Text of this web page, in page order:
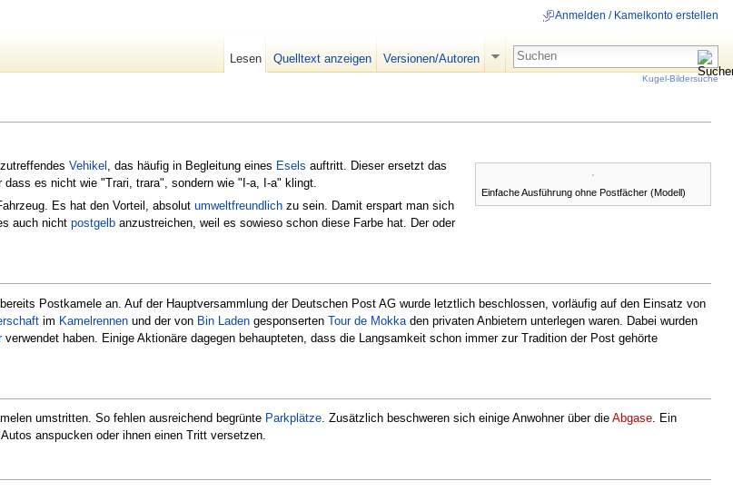
Einfache Ausführung ohne Postfächer (Modell)
Vehikel , das häufig in Begleitung eines Esels auftritt. Dieser ersetzt das
es nicht wie "Trari, trara", sondern wie "I-a, I-a" klingt.
Es hat den Vorteil, absolut umweltfreundlich zu sein. Damit erspart man sich
auch nicht postgelb anzustreichen, weil es sowieso schon diese Farbe hat. Der oder
Postkamele an. Auf der Hauptversammlung der Deutschen Post AG wurde letztlich beschlossen, vorläufig auf den Einsatz von
im Kamelrennen und der von Bin Laden gesponserten Tour de Mokka den privaten Anbietern unterlegen waren. Dabei wurden
verwendet haben. Einige Aktionäre dagegen behaupteten, dass die Langsamkeit schon immer zur Tradition der Post gehörte
umstritten. So fehlen ausreichend begrünte Parkplätze. Zusätzlich beschweren sich einige Anwohner über die Abgase. Ein
anspucken oder ihnen einen Tritt versetzen.
Anmelden / Kamelkonto erstellen
Lesen Quelltext anzeigen Versionen/Autoren
Kugel-Bildersuche